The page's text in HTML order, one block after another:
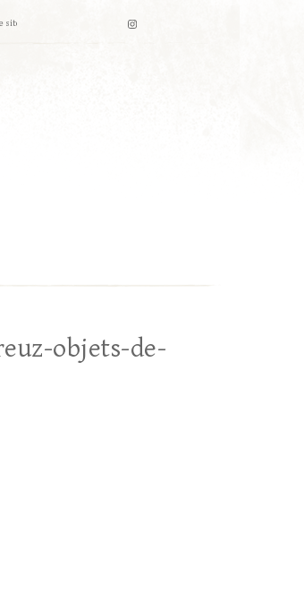
objets-de-